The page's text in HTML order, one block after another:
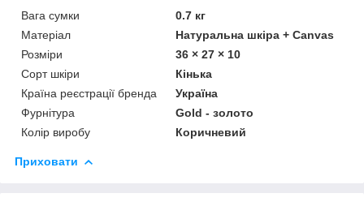
Вага сумки
0.7 кг
Матеріал
Натуральна шкіра + Canvas
Розміри
36 × 27 × 10
Сорт шкіри
Кінька
Країна реєстрації бренда
Україна
Фурнітура
Gold - золото
Колір виробу
Коричневий
Приховати